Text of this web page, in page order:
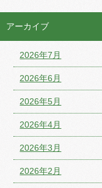
アーカイブ
2026年7月
2026年6月
2026年5月
2026年4月
2026年3月
2026年2月